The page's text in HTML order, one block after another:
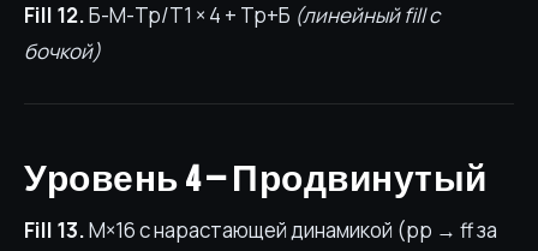
Fill 12.Б-М-Тр/Т1 × 4 + Тр+Б (линейный fill с
бочкой)
Уровень 4 — Продвинутый
Fill 13.М×16 с нарастающей динамикой (pp → ff за